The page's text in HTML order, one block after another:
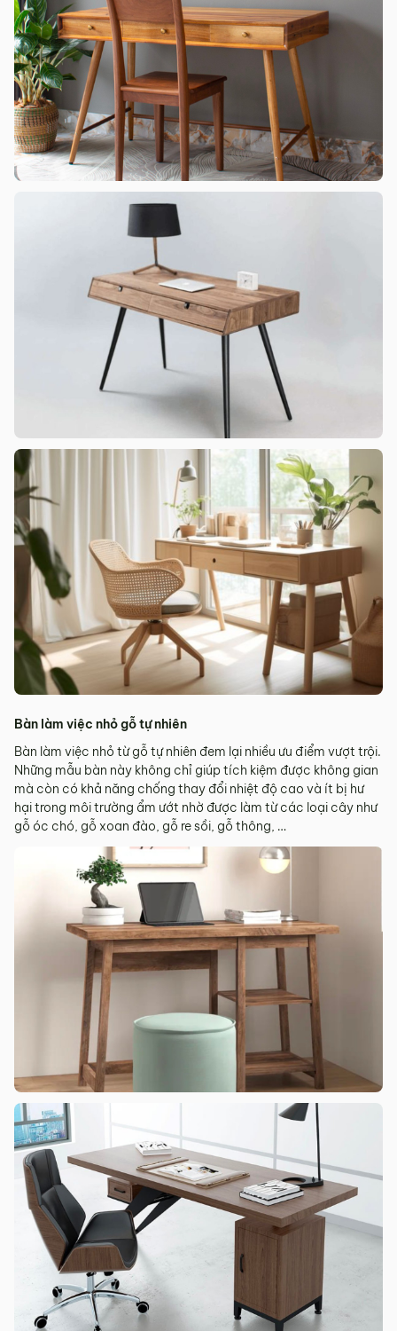
Bàn làm việc nhỏ gỗ tự nhiên
Bàn làm việc nhỏ từ gỗ tự nhiên đem lại nhiều ưu điểm vượt trội.
Những mẫu bàn này không chỉ giúp tích kiệm được không gian
mà còn có khả năng chống thay đổi nhiệt độ cao và ít bị hư
hại trong môi trường ẩm ướt nhờ được làm từ các loại cây như
gỗ óc chó, gỗ xoan đào, gỗ re sồi, gỗ thông, …